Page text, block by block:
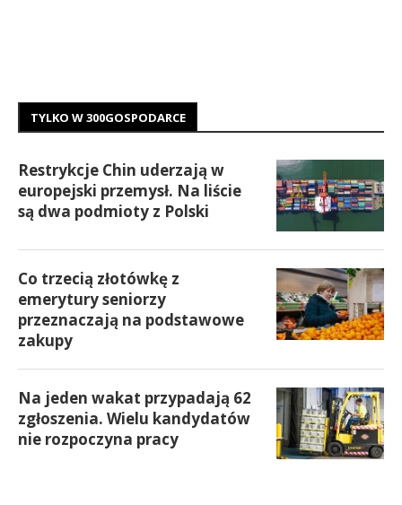
TYLKO W 300GOSPODARCE
Restrykcje Chin uderzają w
europejski przemysł. Na liście
są dwa podmioty z Polski
Co trzecią złotówkę z
emerytury seniorzy
przeznaczają na podstawowe
zakupy
Na jeden wakat przypadają 62
zgłoszenia. Wielu kandydatów
nie rozpoczyna pracy